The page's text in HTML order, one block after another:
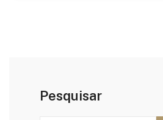
Pesquisar